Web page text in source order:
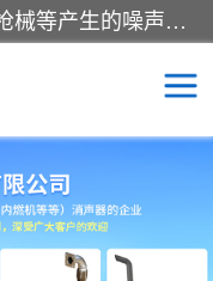
消音器主要用于降低机械设备或枪械等产生的噪声。它通过阻尼或增加排气面积来降低排气速度和功率，从而降低噪声。常见的消音器类型包括阻性消声器、抗性消声器、共振消声器以及阻抗复合式消声器等。这些消音器各有特点，适用于不同频率的噪声消除。